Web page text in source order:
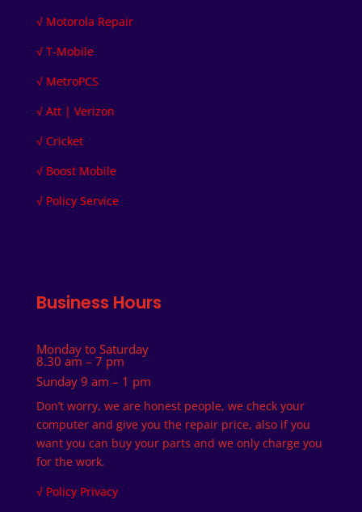
√ Motorola Repair
√ T-Mobile
√ MetroPCS
√ Att | Verizon
√ Cricket
√ Boost Mobile
√ Policy Service
Business Hours
Monday to Saturday
8.30 am – 7 pm
Sunday 9 am – 1 pm
Don’t worry, we are honest people, we check your
computer and give you the repair price, also if you
want you can buy your parts and we only charge you
for the work.
√ Policy Privacy